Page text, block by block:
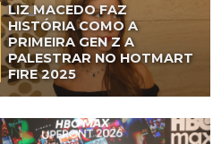
LIZ MACEDO FAZ
HISTÓRIA COMO A
PRIMEIRA GEN Z A
PALESTRAR NO HOTMART
FIRE 2025